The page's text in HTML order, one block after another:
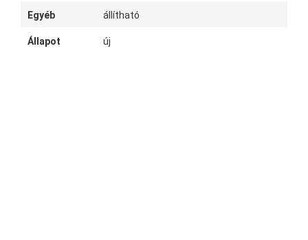
Egyéb állítható
Állapot új